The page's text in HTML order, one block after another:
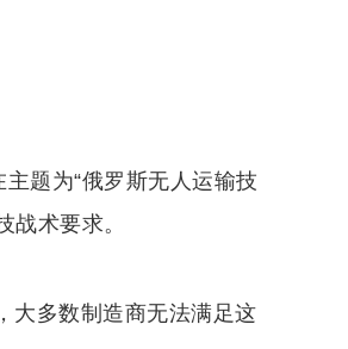
题为“俄罗斯无人运输技
术要求。
大多数制造商无法满足这